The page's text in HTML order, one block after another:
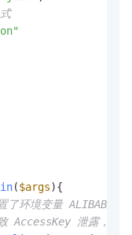
($args){
境变量
AccessKey 泄露，并威